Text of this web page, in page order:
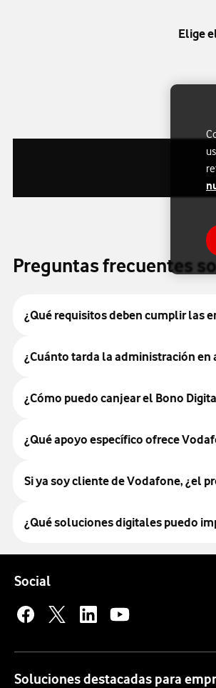
Elige
Preguntas frecuentes
¿Qué requisitos deben cumplir las
¿Cuánto tarda la administración en
¿Cómo puedo canjear el Bono
¿Qué apoyo específico ofrece
Si ya soy cliente de Vodafone, ¿el
¿Qué soluciones digitales puedo
SocialEnlaces a las redes sociales
Soluciones destacadas para